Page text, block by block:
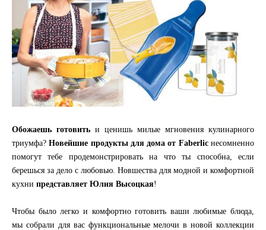
Обожаешь готовить и ценишь милые мгновения кулинарного
триумфа?Новейшие продукты для дома от Faberlicнесомненно
помогут тебе продемонстрировать на что ты способна, если
берешься за дело с любовью. Новшества для модной и комфортной
кухни представляет Юлия Высоцкая!
Чтобы было легко и комфортно готовить ваши любимые блюда,
мы собрали для вас функциональные мелочи в новой коллекции